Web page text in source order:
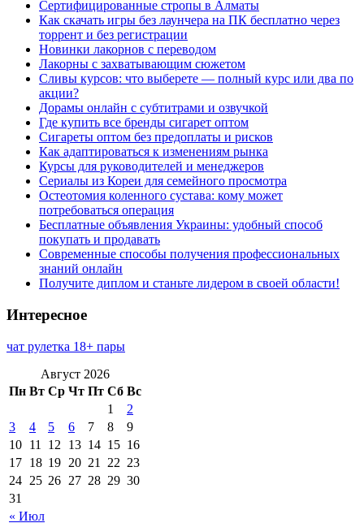
Сертифицированные стропы в Алматы
Как скачать игры без лаунчера на ПК бесплатно через
торрент и без регистрации
Новинки лакорнов с переводом
Лакорны с захватывающим сюжетом
Сливы курсов: что выберете — полный курс или два по
акции?
Дорамы онлайн с субтитрами и озвучкой
Где купить все бренды сигарет оптом
Сигареты оптом без предоплаты и рисков
Как адаптироваться к изменениям рынка
Курсы для руководителей и менеджеров
Сериалы из Кореи для семейного просмотра
Остеотомия коленного сустава: кому может
потребоваться операция
Бесплатные объявления Украины: удобный способ
покупать и продавать
Современные способы получения профессиональных
знаний онлайн
Получите диплом и станьте лидером в своей области!
Интересное
чат рулетка 18+ пары
Август 2026
Пн Вт Ср Чт Пт Сб Вс
« Июл
1
2
3
4 5 6 7 8
9
10 11 12 13 14 15 16
17 18 19 20 21 22 23
24 25 26 27 28 29 30
31